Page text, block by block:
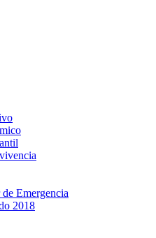
Emergencia
2018